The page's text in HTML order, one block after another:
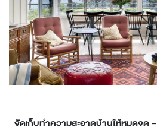
จัดเก็บทำความสะอาดบ้านให้หมดจด –